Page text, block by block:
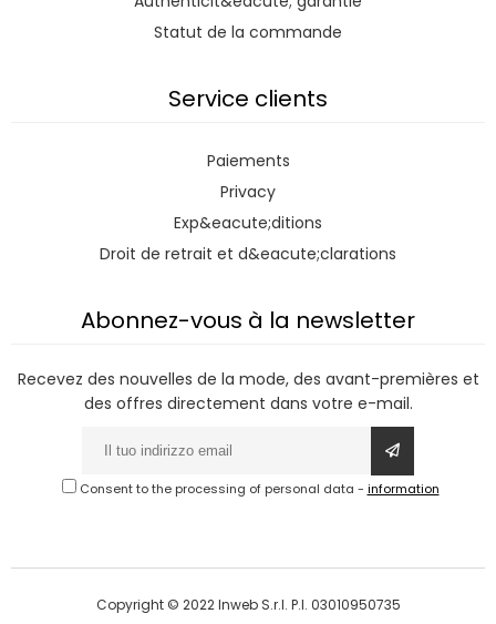
Statut de la commande
Service clients
Paiements
Privacy
Exp&eacute;ditions
Droit de retrait et d&eacute;clarations
Abonnez-vous à la newsletter
Recevez des nouvelles de la mode, des avant-premières et
des offres directement dans votre e-mail.
Consent to the processing of personal data - information
Copyright © 2022 Inweb S.r.l. P.I. 03010950735